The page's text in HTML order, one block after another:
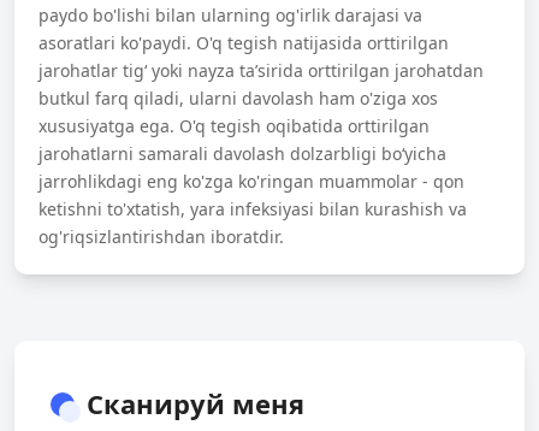
paydo bo'lishi bilan ularning og'irlik darajasi va
asoratlari ko'paydi. O'q tegish natijasida orttirilgan
jarohatlar tig‘ yoki nayza ta’sirida ort­tirilgan jarohatdan
butkul farq qiladi, ularni davolash ham o'ziga xos
xususiyatga ega. O'q tegish oqibatida orttirilgan
jarohatlarni samarali davolash dolzarbligi bo‘yicha
jarrohlikdagi eng ko'zga ko'ringan muammolar - qon
ketishni to'xtatish, yara infeksiyasi bi­lan kurashish va
og'riqsizlantirishdan iboratdir.
Сканируй меня